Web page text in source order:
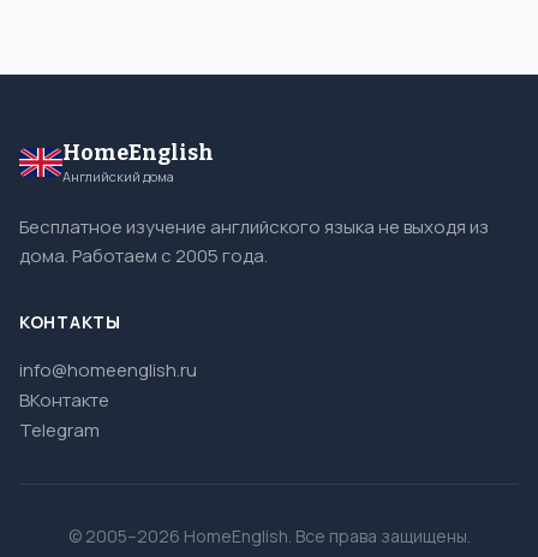
HomeEnglish
Английский дома
Бесплатное изучение английского языка не выходя из
дома. Работаем с 2005 года.
КОНТАКТЫ
info@homeenglish.ru
ВКонтакте
Telegram
© 2005–2026 HomeEnglish. Все права защищены.